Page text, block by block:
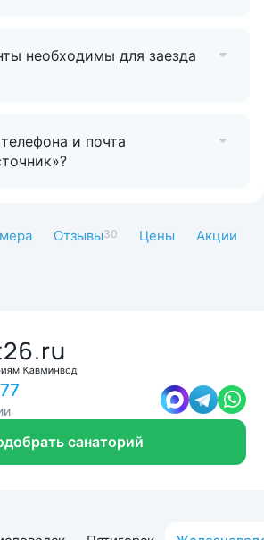
необходимы для заезда
и почта
Отзывы30 Цены Акции
санаторий